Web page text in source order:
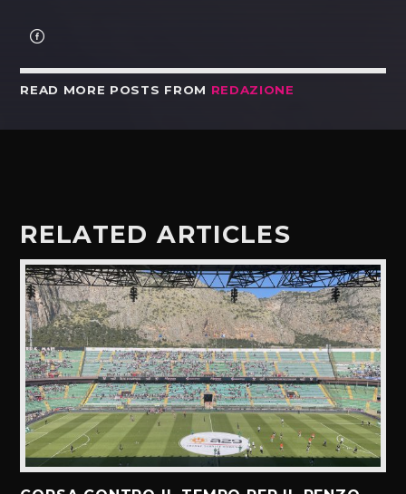
READ MORE POSTS FROM REDAZIONE
RELATED ARTICLES